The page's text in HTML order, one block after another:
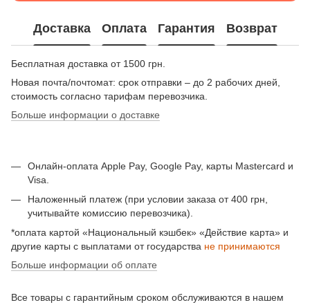
Доставка Оплата Гарантия Возврат
Бесплатная доставка от 1500 грн.
Новая почта/почтомат: срок отправки – до 2 рабочих дней,
стоимость согласно тарифам перевозчика.
Больше информации о доставке
Онлайн-оплата Apple Pay, Google Pay, карты Mastercard и
Visa.
Наложенный платеж (при условии заказа от 400 грн,
учитывайте комиссию перевозчика).
*оплата картой «Национальный кэшбек» «Действие карта» и
другие карты с выплатами от государства не принимаются
Больше информации об оплате
Все товары с гарантийным сроком обслуживаются в нашем